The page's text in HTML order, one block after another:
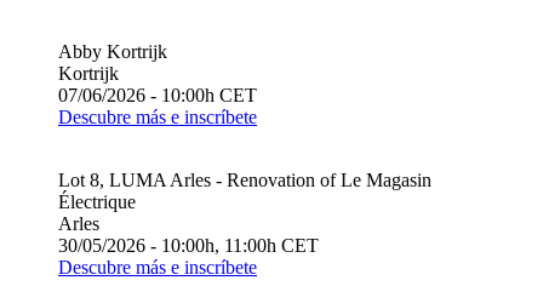
Abby Kortrijk
Kortrijk
07/06/2026 - 10:00h CET
Descubre más e inscríbete
Lot 8, LUMA Arles - Renovation of Le Magasin
Électrique
Arles
30/05/2026 - 10:00h, 11:00h CET
Descubre más e inscríbete